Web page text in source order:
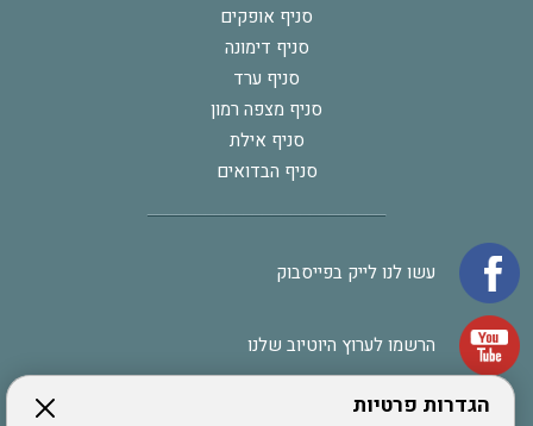
הגדרות פרטיות
סניף אופקים
סניף דימונה
סניף ערד
סניף מצפה רמון
סניף אילת
סניף הבדואים
עשו לנו לייק בפייסבוק
הרשמו לערוץ היוטיוב שלנו